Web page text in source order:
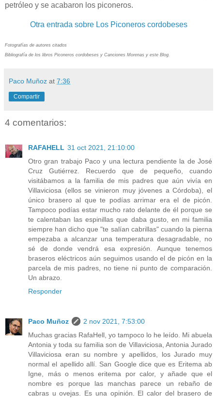
petróleo y se acabaron los piconeros.
Otra entrada sobre Los Piconeros cordobeses
Fotografías de autores citados
Bibliografía de los libros Piconeros cordobeses y Canciones Morenas y este Blog.
Paco Muñoz at 7:36
Compartir
4 comentarios:
RAFAHELL 31 oct 2021, 21:10:00
Otro gran trabajo Paco y una lectura pendiente la de José
Cruz Gutiérrez. Recuerdo que de pequeño, cuando
visitábamos a la familia de mis padres que aún vivía en
Villaviciosa (ellos se vinieron muy jóvenes a Córdoba), el
único brasero al que te podías arrimar era el de picón.
Tampoco podías estar mucho rato delante de él porque se
te calentaban las espinillas que daba gusto, en mi familia
siempre han dicho que "te salían cabrillas" cuando la pierna
empezaba a alcanzar una temperatura desagradable, no
sé de donde vendrá esa expresión. Aunque tenemos
braseros eléctricos aún seguimos usando el de picón en la
parcela de mis padres, no tiene ni punto de comparación.
Un abrazo.
Responder
Paco Muñoz
2 nov 2021, 7:53:00
Muchas gracias RafaHell, yo tampoco lo he leído. Mi abuela
Antonia y toda su familia son de Villaviciosa, Antonia Jurado
Villaviciosa eran su nombre y apellidos, los Jurado muy
normal el apellido allí. San Google dice que es Eritema ab
Igne, más o menos eritema por calor, y añade que el
nombre es porque las manchas parece un rebaño de
cabras u ovejas. Es una opinión. El calor del brasero de